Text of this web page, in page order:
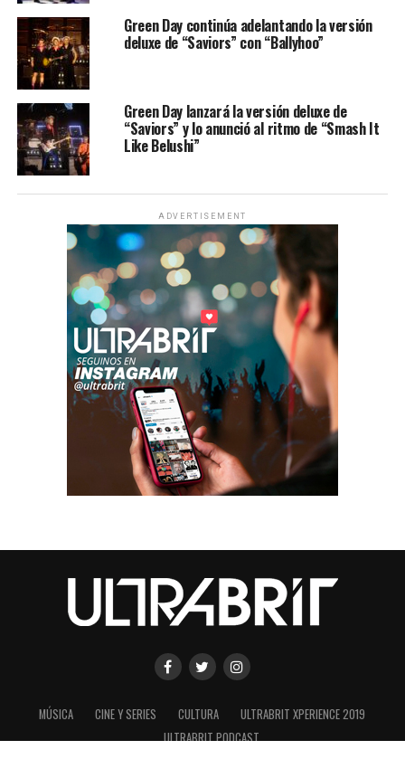
Green Day continúa adelantando la versión
deluxe de “Saviors” con “Ballyhoo”
Green Day lanzará la versión deluxe de
“Saviors” y lo anunció al ritmo de “Smash It
Like Belushi”
ADVERTISEMENT
MÚSICA CINE Y SERIES CULTURA
ULTRABRIT XPERIENCE 2019
ULTRABRIT PODCAST